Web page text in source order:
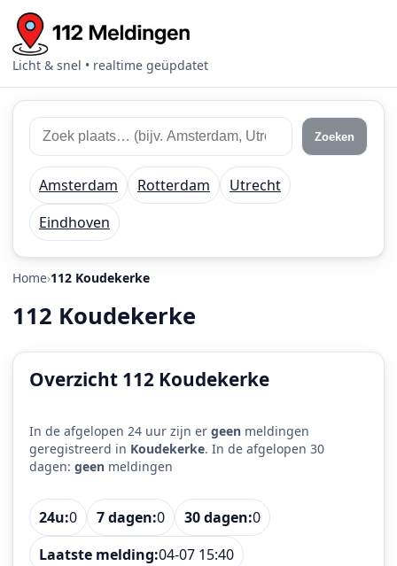
Licht & snel • realtime geüpdatet
Zoek
112
meldingen
Zoek
plaats
of
regio
Zoeken
Amsterdam Rotterdam
Utrecht
Eindhoven
Home 112 Koudekerke
112 Koudekerke
Overzicht 112 Koudekerke
In de afgelopen 24 uur zijn er geen meldingen
geregistreerd in Koudekerke. In de afgelopen 30
dagen: geen meldingen
24u:0 7 dagen:0 30 dagen:0
Laatste melding:04-07 15:40